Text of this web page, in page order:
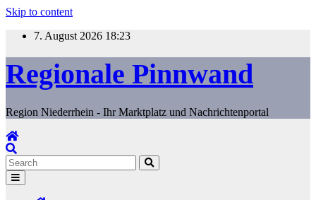
Skip to content
7. August 2026 18:23
Regionale Pinnwand
Region Niederrhein - Ihr Marktplatz und Nachrichtenportal